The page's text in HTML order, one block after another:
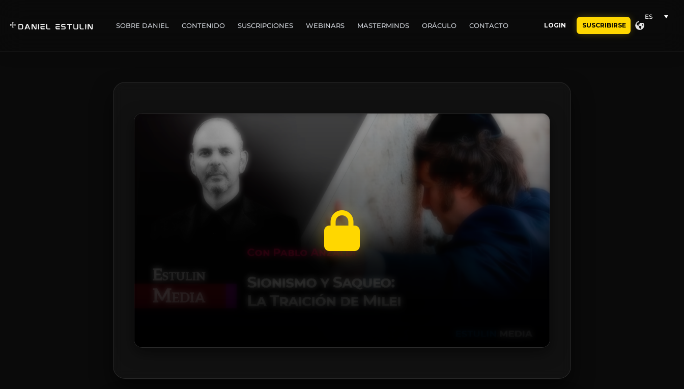
SOBRE DANIEL CONTENIDO SUSCRIPCIONES WEBINARS MASTERMINDS ORÁCULO CONTACTO LOGIN SUSCRIBIRSE
ES